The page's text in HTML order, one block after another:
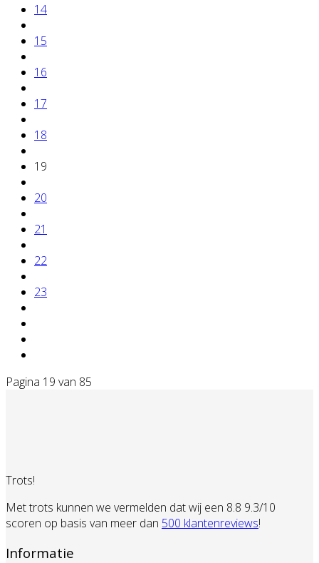
14
15
16
17
18
19
20
21
22
23
Pagina 19 van 85
Trots!
Met trots kunnen we vermelden dat wij een 8.8 9.3/10
scoren op basis van meer dan 500 klantenreviews!
Informatie